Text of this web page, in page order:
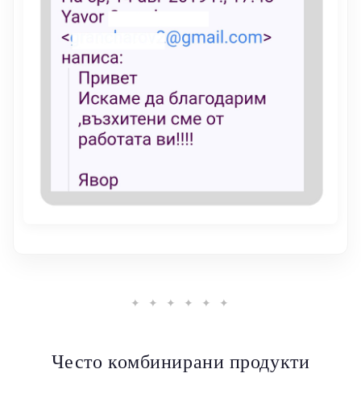
✦ ✦ ✦ ✦ ✦ ✦
Често комбинирани продукти